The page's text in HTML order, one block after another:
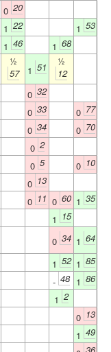
0 20
1 22 1 53
1 46 1 68
½
57
1 51
½
12
0 32
0 33 0 77
0 34 0 70
0 2
0 5 0 10
0 13
0 11 0 60 1 35
1 15
0 34 1 64
1 52 1 85
- 48 1 86
1 2
0 13
1 49